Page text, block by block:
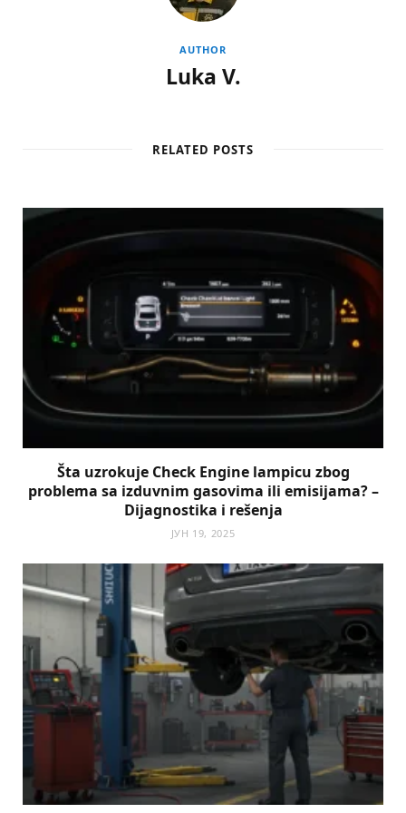
AUTHOR
Luka V.
RELATED POSTS
Šta uzrokuje Check Engine lampicu zbog
problema sa izduvnim gasovima ili emisijama? –
Dijagnostika i rešenja
ЈУН 19, 2025